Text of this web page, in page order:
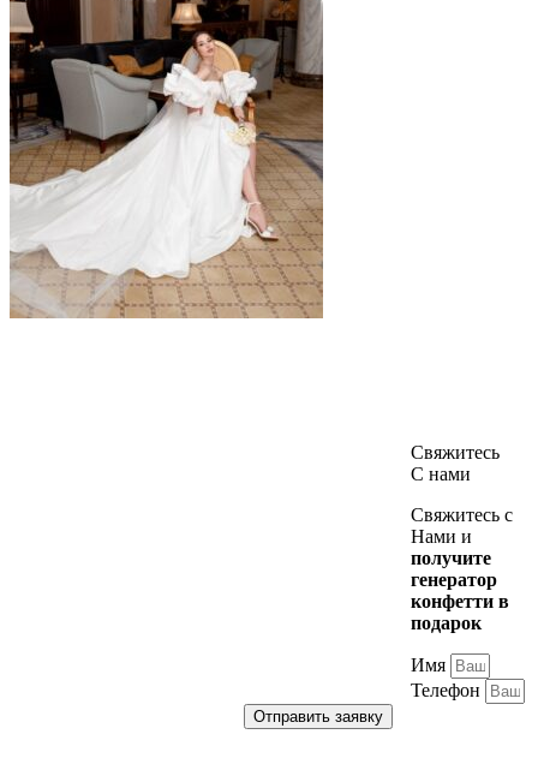
Свяжитесь
С нами
Свяжитесь с
Нами и
получите
генератор
конфетти в
подарок
Имя
Телефон
Отправить заявку